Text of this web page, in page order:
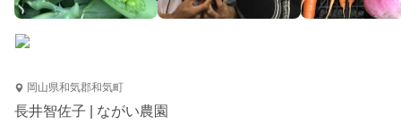
岡山県和気郡和気町
長井智佐子 | ながい農園